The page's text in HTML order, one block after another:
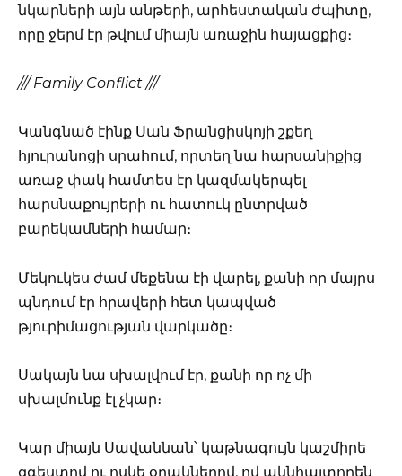
նկարների այն անթերի, արհեստական ժպիտը,
որը ջերմ էր թվում միայն առաջին հայացքից։
/// Family Conflict ///
Կանգնած էինք Սան Ֆրանցիսկոյի շքեղ
հյուրանոցի սրահում, որտեղ նա հարսանիքից
առաջ փակ համտես էր կազմակերպել
հարսնաքույրերի ու հատուկ ընտրված
բարեկամների համար։
Մեկուկես ժամ մեքենա էի վարել, քանի որ մայրս
պնդում էր հրավերի հետ կապված
թյուրիմացության վարկածը։
Սակայն նա սխալվում էր, քանի որ ոչ մի
սխալմունք էլ չկար։
Կար միայն Սավաննան՝ կաթնագույն կաշմիրե
զգեստով ու ոսկե օղակներով, ով ակնհայտորեն